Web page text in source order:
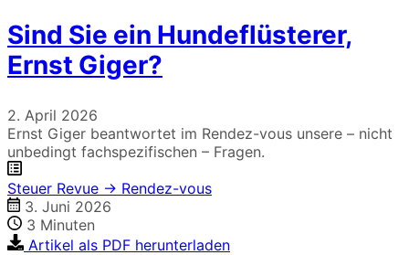
Sind Sie ein Hundeflüsterer,
Ernst Giger?
2. April 2026
Ernst Giger beantwortet im Rendez-vous unsere – nicht
unbedingt fachspezifischen – Fragen.
Steuer Revue → Rendez-vous
3. Juni 2026
3 Minuten
Artikel als PDF herunterladen